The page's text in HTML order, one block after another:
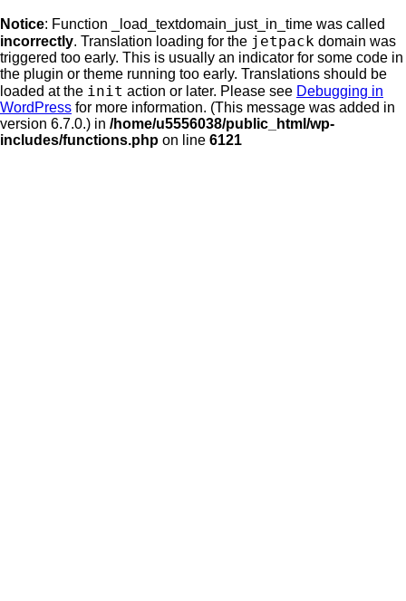
Notice: Function _load_textdomain_just_in_time was called
incorrectly. Translation loading for the jetpack domain was
triggered too early. This is usually an indicator for some code in
the plugin or theme running too early. Translations should be
loaded at the init action or later. Please see Debugging in
WordPress for more information. (This message was added in
version 6.7.0.) in /home/u5556038/public_html/wp-
includes/functions.php on line 6121